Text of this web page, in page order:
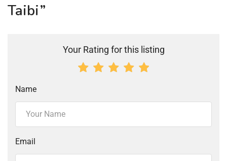
Taibi”
Your Rating for this listing
Name
Email